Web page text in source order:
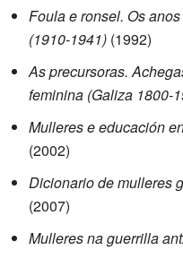
Foula e ronsel. Os
(1910-1941) (1992)
As precursoras.
feminina (Galiza 1800-
Mulleres e educación
(2002)
Dicionario de mulleres
(2007)
Mulleres na guerrilla